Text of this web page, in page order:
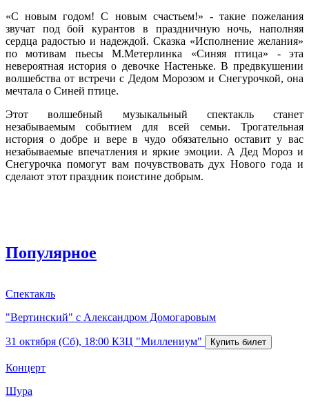
«С новым годом! С новым счастьем!» - такие пожелания
звучат под бой курантов в праздничную ночь, наполняя
сердца радостью и надеждой. Сказка «Исполнение желания»
по мотивам пьесы М.Метерлинка «Синяя птица» - эта
невероятная история о девочке Настеньке. В предвкушении
волшебства от встречи с Дедом Морозом и Снегурочкой, она
мечтала о Синей птице.
Этот волшебный музыкальный спектакль станет
незабываемым событием для всей семьи. Трогательная
история о добре и вере в чудо обязательно оставит у вас
незабываемые впечатления и яркие эмоции. А Дед Мороз и
Снегурочка помогут вам почувствовать дух Нового года и
сделают этот праздник поистине добрым.
Популярное
Спектакль
"Вертинский" с Александром Домогаровым
31 октября (Сб), 18:00 КЗЦ "Миллениум"
Концерт
Шура